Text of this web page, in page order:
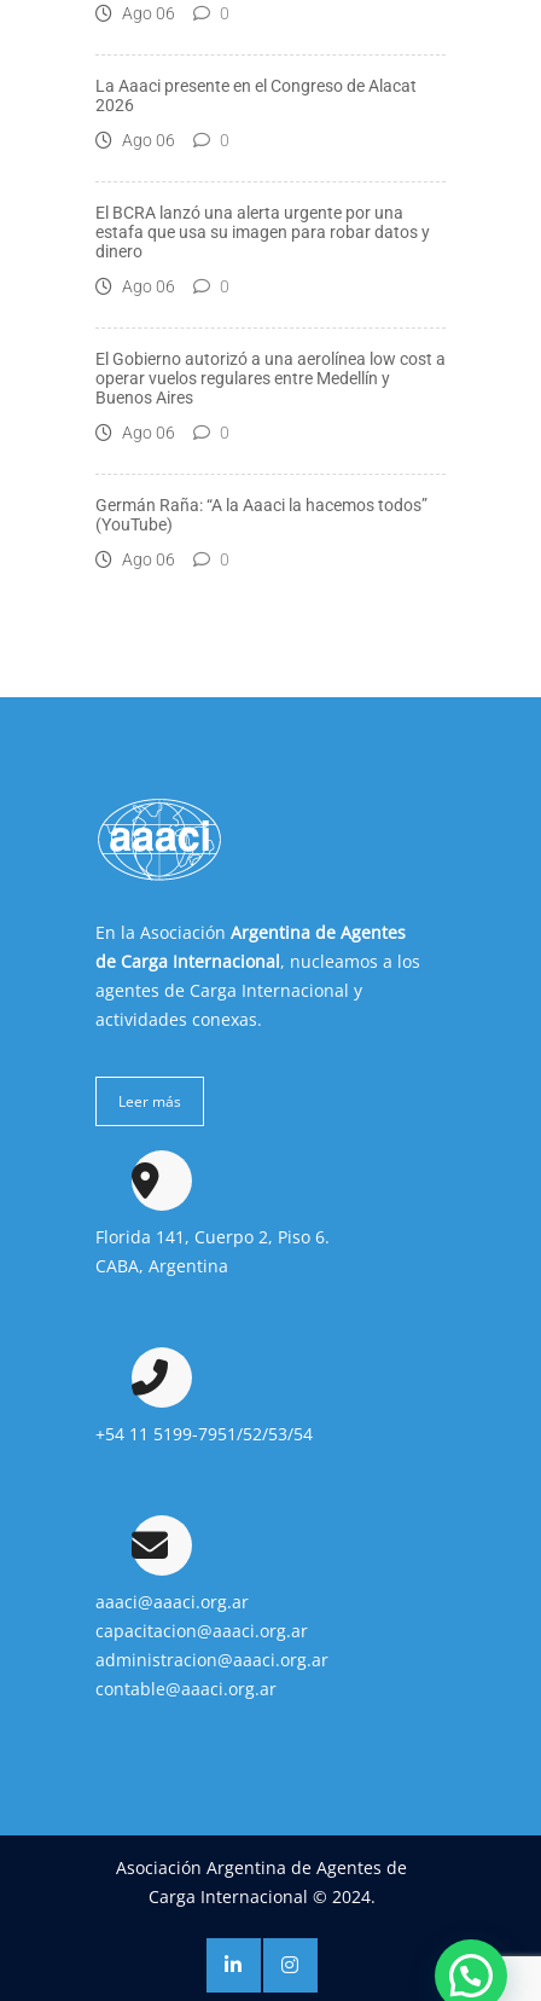
Ago 06
0
La Aaaci presente en el Congreso de Alacat
2026
Ago 06
0
El BCRA lanzó una alerta urgente por una
estafa que usa su imagen para robar datos y
dinero
Ago 06
0
El Gobierno autorizó a una aerolínea low cost a
operar vuelos regulares entre Medellín y
Buenos Aires
Ago 06
0
Germán Raña: “A la Aaaci la hacemos todos”
(YouTube)
Ago 06
0
En la Asociación Argentina de Agentes
de Carga Internacional, nucleamos a los
agentes de Carga Internacional y
actividades conexas.
Leer más
Florida 141, Cuerpo 2, Piso 6.
CABA, Argentina
+54 11 5199-7951/52/53/54
aaaci@aaaci.org.ar
capacitacion@aaaci.org.ar
administracion@aaaci.org.ar
contable@aaaci.org.ar
Asociación Argentina de Agentes de
Carga Internacional © 2024.